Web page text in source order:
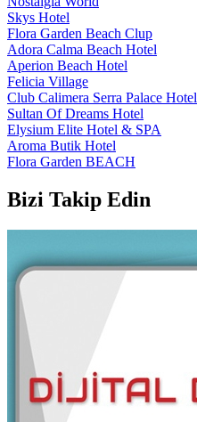
Skys Hotel
Flora Garden Beach Clup
Adora Calma Beach Hotel
Aperion Beach Hotel
Felicia Village
Club Calimera Serra Palace Hotel
Sultan Of Dreams Hotel
Elysium Elite Hotel & SPA
Aroma Butik Hotel
Flora Garden BEACH
Bizi Takip Edin